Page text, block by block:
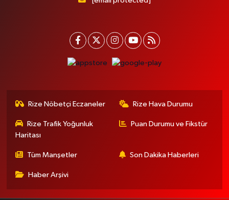
Rize Nöbetçi Eczaneler Rize Hava Durumu
Rize Trafik Yoğunluk
Haritası
Puan Durumu ve Fikstür
Tüm Manşetler Son Dakika Haberleri
Haber Arşivi